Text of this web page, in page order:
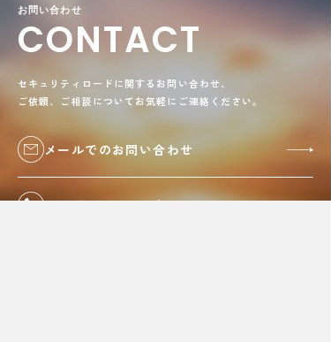
お問い合わせ
CONTACT
セキュリティロードに関するお問い合わせ、
ご依頼、ご相談についてお気軽にご連絡ください。
メールでのお問い合わせ
お電話でのお問い合わせ